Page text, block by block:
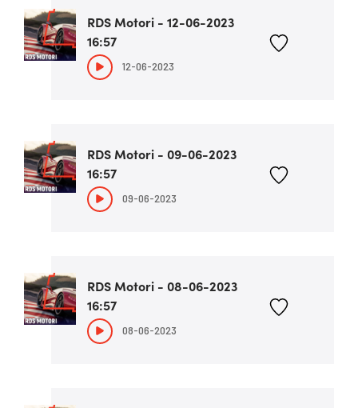
RDS Motori - 12-06-2023
16:57
12-06-2023
RDS Motori - 09-06-2023
16:57
09-06-2023
RDS Motori - 08-06-2023
16:57
08-06-2023